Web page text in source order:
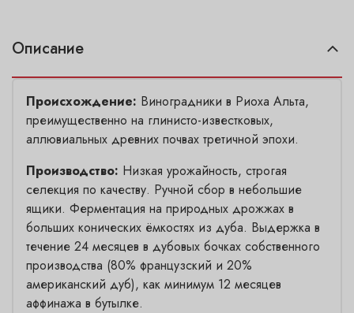
Описание
Происхождение: Виноградники в Риоха Альта,
преимущественно на глинисто-известковых,
аллювиальных древних почвах третичной эпохи.
Производство: Низкая урожайность, строгая
селекция по качеству. Ручной сбор в небольшие
ящики. Ферментация на природных дрожжах в
больших конических ёмкостях из дуба. Выдержка в
течение 24 месяцев в дубовых бочках собственного
производства (80% французский и 20%
американский дуб), как минимум 12 месяцев
аффинажа в бутылке.